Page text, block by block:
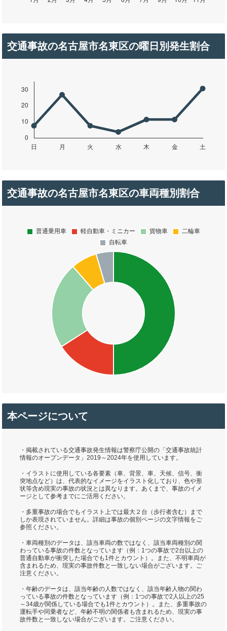
交通事故の名古屋市名東区の曜日別発生割合
交通事故の名古屋市名東区の車両種別割合
本ページについて
・掲載されている交通事故発生情報は警察庁公開の「交通事故統計
情報のオープンデータ」2019～2024年を使用しています。
・イラストに使用している各要素（車、背景、車、天候、信号、衝
突地点など）は、代表的なイメージをイラスト化しており、色や形
状等含め現実の事故の状況とは異なります。あくまで、事故のイメ
ージとして参考までにご活用ください。
・多重事故の場合でもイラスト上では最大２台（歩行者含む）まで
しか表現されていません。詳細は事故の個別ページの文字情報をご
参照ください。
・車両種別のデータは、該当車両の数ではなく、該当車両種別の関
わっている事故の件数となっています（例：1つの事故で2台以上の
普通自動車が衝突した場合でも1件とカウント）。また、不明車両が
含まれるため、現実の事故件数と一致しない場合がございます。ご
注意ください。
・年齢のデータは、該当年齢の人数ではなく、該当年齢人物の関わ
っている事故の件数となっています（例：1つの事故で2人以上の25
～34歳が関係している場合でも1件とカウント）。また、多重事故の
運転手や同乗者など、年齢不明の関係者も含まれるため、現実の事
故件数と一致しない場合がございます。ご注意ください。